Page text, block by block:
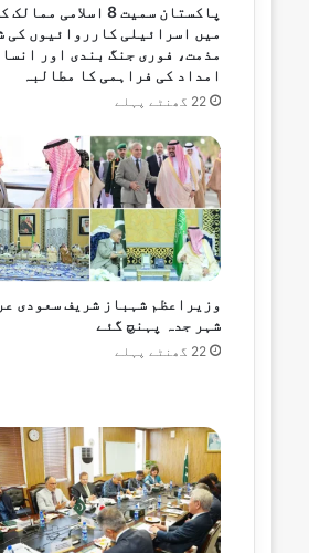
پاکستان سمیت 8 اسلامی
میں اسرائیلی کارروائیوں کی
مذمت، فوری جنگ بندی اور
امداد کی فراہمی کا مطالبہ
22 گھنٹے پہلے
وزیراعظم شہباز شریف سعودی
شہر جدہ پہنچ گئے
22 گھنٹے پہلے